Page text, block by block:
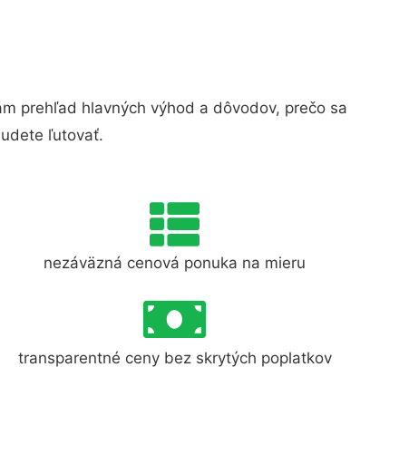
prehľad hlavných výhod a dôvodov, prečo sa
ľutovať.
nezáväzná cenová ponuka na mieru
transparentné ceny bez skrytých poplatkov